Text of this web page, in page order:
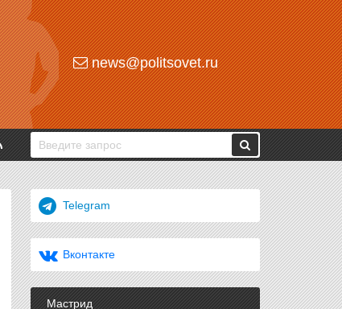
news@politsovet.ru
Telegram
Вконтакте
Мастрид